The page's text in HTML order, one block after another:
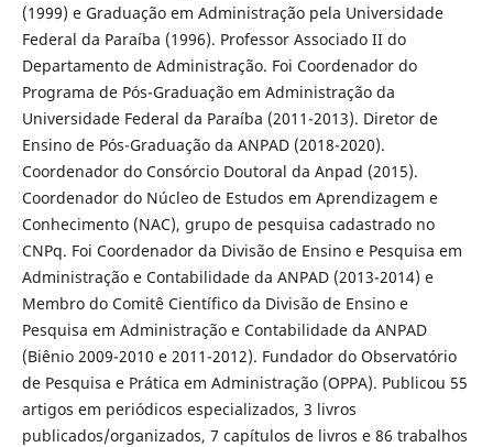
(1999) e Graduação em Administração pela Universidade
Federal da Paraíba (1996). Professor Associado II do
Departamento de Administração. Foi Coordenador do
Programa de Pós-Graduação em Administração da
Universidade Federal da Paraíba (2011-2013). Diretor de
Ensino de Pós-Graduação da ANPAD (2018-2020).
Coordenador do Consórcio Doutoral da Anpad (2015).
Coordenador do Núcleo de Estudos em Aprendizagem e
Conhecimento (NAC), grupo de pesquisa cadastrado no
CNPq. Foi Coordenador da Divisão de Ensino e Pesquisa em
Administração e Contabilidade da ANPAD (2013-2014) e
Membro do Comitê Científico da Divisão de Ensino e
Pesquisa em Administração e Contabilidade da ANPAD
(Biênio 2009-2010 e 2011-2012). Fundador do Observatório
de Pesquisa e Prática em Administração (OPPA). Publicou 55
artigos em periódicos especializados, 3 livros
publicados/organizados, 7 capítulos de livros e 86 trabalhos